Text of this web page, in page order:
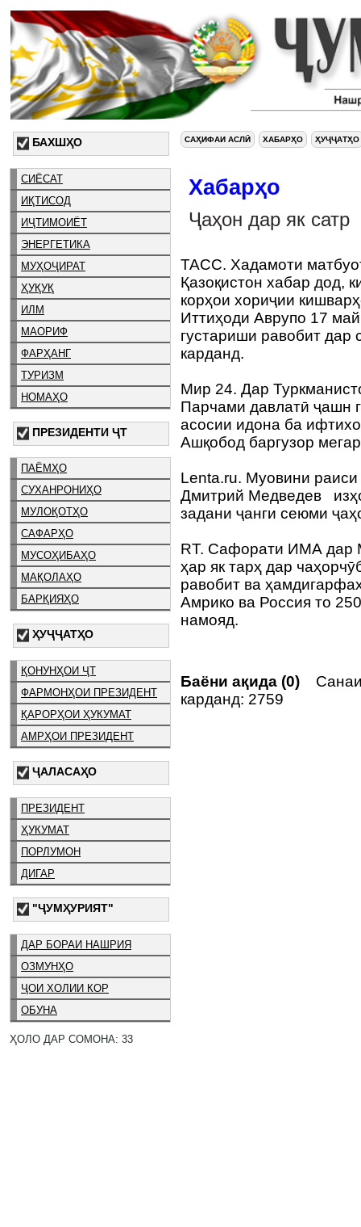
БАХШҲО
СИЁСАТ
ИҚТИСОД
ИҶТИМОИЁТ
ЭНЕРГЕТИКА
МУҲОҶИРАТ
ҲУҚУҚ
ИЛМ
МАОРИФ
ФАРҲАНГ
ТУРИЗМ
НОМАҲО
ПРЕЗИДЕНТИ ҶТ
ПАЁМҲО
СУХАНРОНИҲО
МУЛОҚОТҲО
САФАРҲО
МУСОҲИБАҲО
МАҚОЛАҲО
БАРҚИЯҲО
ҲУҶҶАТҲО
ҚОНУНҲОИ ҶТ
ФАРМОНҲОИ ПРЕЗИДЕНТ
ҚАРОРҲОИ ҲУКУМАТ
АМРҲОИ ПРЕЗИДЕНТ
ҶАЛАСАҲО
ПРЕЗИДЕНТ
ҲУКУМАТ
ПОРЛУМОН
ДИГАР
"ҶУМҲУРИЯТ"
ДАР БОРАИ НАШРИЯ
ОЗМУНҲО
ҶОИ ХОЛИИ КОР
ОБУНА
ҲОЛО ДАР СОМОНА: 33
САҲИФАИ АСЛӢ ХАБАРҲО ҲУҶҶАТҲО
Хабарҳо
Ҷаҳон дар як сатр
ТАСС. Хадамоти
Қазоқистон хабар дод,
корҳои хориҷии
Иттиҳоди Аврупо 17
густариши равобит дар
карданд.
Мир 24. Дар
Парчами давлатӣ ҷашн
асосии идона ба
Ашқобод баргузор
Lenta.ru. Муовини
Дмитрий Медведев
задани ҷанги сеюми
RT. Сафорати ИМА дар
ҳар як тарҳ дар
равобит ва
Амрико ва Россия то
намояд.
Баёни ақида (0)
карданд: 2759